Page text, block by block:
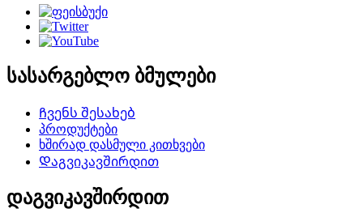
სასარგებლო ბმულები
Ჩვენს შესახებ
პროდუქტები
ხშირად დასმული კითხვები
Დაგვიკავშირდით
დაგვიკავშირდით